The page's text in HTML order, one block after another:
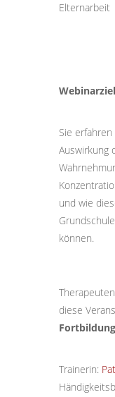
Elternarbeit
Sie
Auswirkung
und wie
können.
diese
Trainerin: